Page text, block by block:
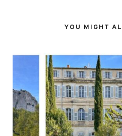
YOU MIGHT